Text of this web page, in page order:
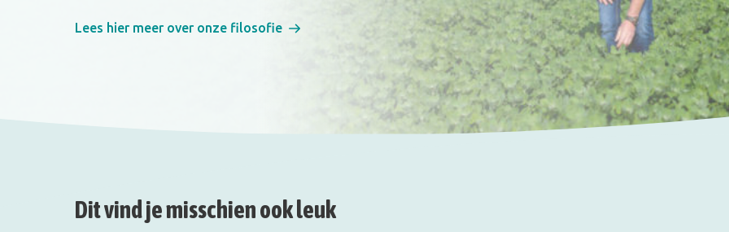
Lees hier meer over onze filosofie
Dit vind je misschien ook leuk